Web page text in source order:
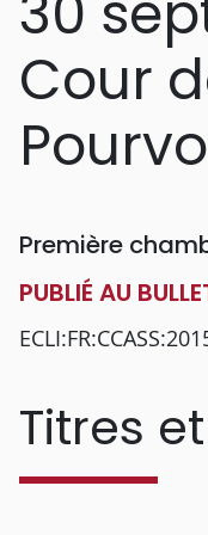
Cour
Première
PUBLIÉ AU
Titres